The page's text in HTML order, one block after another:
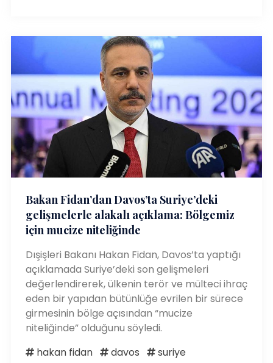
Bakan Fidan’dan Davos’ta Suriye’deki
gelişmelerle alakalı açıklama: Bölgemiz
için mucize niteliğinde
Dışişleri Bakanı Hakan Fidan, Davos’ta yaptığı
açıklamada Suriye’deki son gelişmeleri
değerlendirerek, ülkenin terör ve mülteci ihraç
eden bir yapıdan bütünlüğe evrilen bir sürece
girmesinin bölge açısından “mucize
niteliğinde” olduğunu söyledi.
hakan fidan
davos suriye